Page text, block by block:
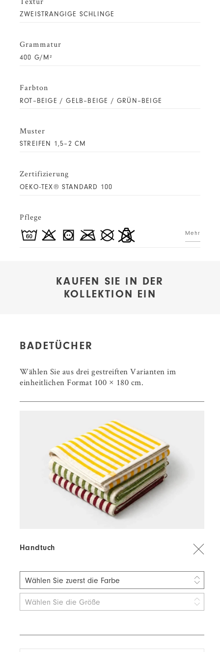
ZWEISTRANGIGE SCHLINGE
Grammatur
400 G/M²
Farbton
ROT–BEIGE / GELB–BEIGE / GRÜN–BEIGE
Muster
STREIFEN 1,5–2 CM
Zertifizierung
OEKO-TEX® STANDARD 100
Pflege
Mehr
KAUFEN SIE IN DER
KOLLEKTION EIN
BADETÜCHER
Wählen Sie aus drei gestreiften Varianten im
einheitlichen Format 100 × 180 cm.
Handtuch
Wählen Sie zuerst die Farbe
Gelb-Beige
Wählen Sie die Größe